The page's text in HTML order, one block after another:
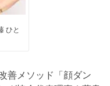
ひと
善メソッド「顔ダン